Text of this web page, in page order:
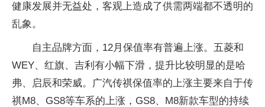
健康发展并无益处，客观上造成了供需两端都不透明的
乱象。
自主品牌方面，12月保值率有普遍上涨。五菱和
WEY、红旗、吉利有小幅下滑，提升比较明显的是哈
弗、启辰和荣威。广汽传祺保值率的上涨主要来自于传
祺M8、GS8等车系的上涨，GS8、M8新款车型的持续